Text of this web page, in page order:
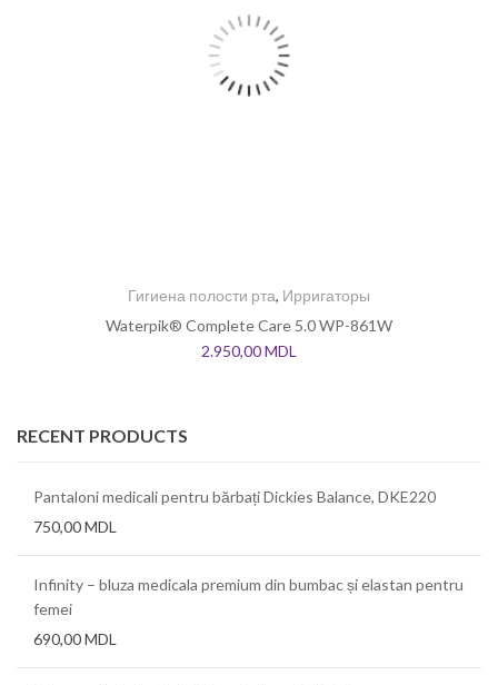
Гигиена полости рта, Ирригаторы
Waterpik® Complete Care 5.0 WP-861W
2.950,00MDL
RECENT PRODUCTS
Pantaloni medicali pentru bărbați Dickies Balance, DKE220
750,00MDL
Infinity – bluza medicala premium din bumbac și elastan pentru
femei
690,00MDL